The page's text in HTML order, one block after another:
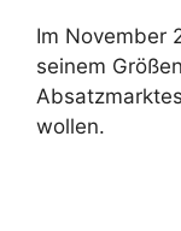
Im November
seinem
wollen.